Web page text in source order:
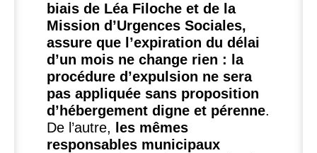
biais de Léa Filoche et de la
Mission d’Urgences Sociales,
assure que l’expiration du délai
d’un mois ne change rien : la
procédure d’expulsion ne sera
pas appliquée sans proposition
d’hébergement digne et pérenne.
De l’autre,
les mêmes
responsables municipaux